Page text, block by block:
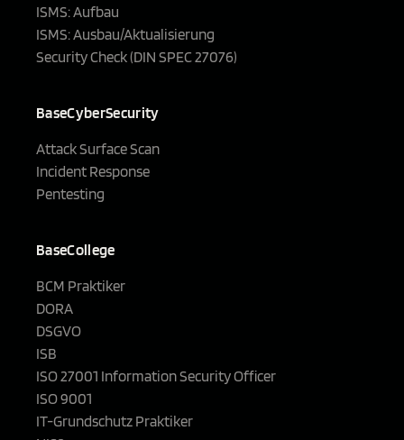
ISMS: Aufbau
ISMS: Ausbau/Aktualisierung
Security Check (DIN SPEC 27076)
BaseCyberSecurity
Attack Surface Scan
Incident Response
Pentesting
BaseCollege
BCM Praktiker
DORA
DSGVO
ISB
ISO 27001 Information Security Officer
ISO 9001
IT-Grundschutz Praktiker